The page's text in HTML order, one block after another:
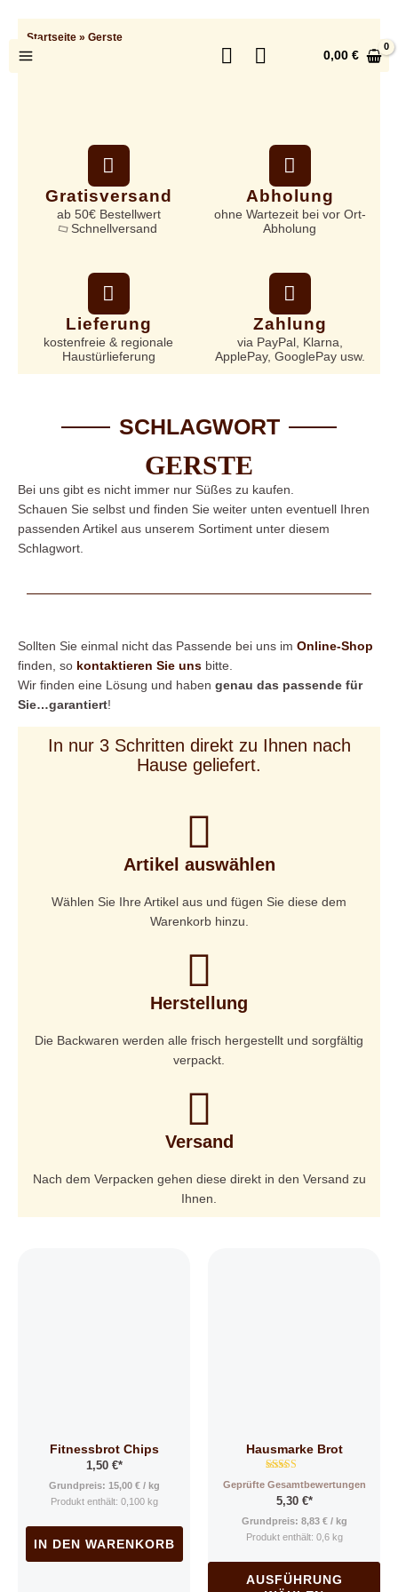
springen
0,00 €
Startseite » Gerste
Gratisversand
ab 50€ Bestellwert
Schnellversand
Abholung
ohne Wartezeit bei vor Ort-
Abholung
Lieferung
kostenfreie & regionale
Haustürlieferung
Zahlung
via PayPal, Klarna,
ApplePay, GooglePay usw.
SCHLAGWORT
GERSTE
Bei uns gibt es nicht immer nur Süßes zu kaufen.
Schauen Sie selbst und finden Sie weiter unten eventuell Ihren
passenden Artikel aus unserem Sortiment unter diesem
Schlagwort.
Sollten Sie einmal nicht das Passende bei uns im Online-Shop
finden, so kontaktieren Sie uns bitte.
Wir finden eine Lösung und haben genau das passende für
Sie…garantiert!
In nur 3 Schritten direkt zu Ihnen nach
Hause geliefert.
Artikel auswählen
Wählen Sie Ihre Artikel aus und fügen Sie diese dem
Warenkorb hinzu.
Herstellung
Die Backwaren werden alle frisch hergestellt und sorgfältig
verpackt.
Versand
Nach dem Verpacken gehen diese direkt in den Versand zu
Ihnen.
Fitnessbrot Chips
1,50 €*
Grundpreis: 15,00 €/ kg
Produkt enthält: 0,100 kg
IN DEN WARENKORB
Hausmarke Brot
Bewertet mit
4.82
von 5
Geprüfte Gesamtbewertungen
5,30 €*
Grundpreis: 8,83 €/ kg
Produkt enthält: 0,6 kg
der
Produktseite
gewählt
AUSFÜHRUNG